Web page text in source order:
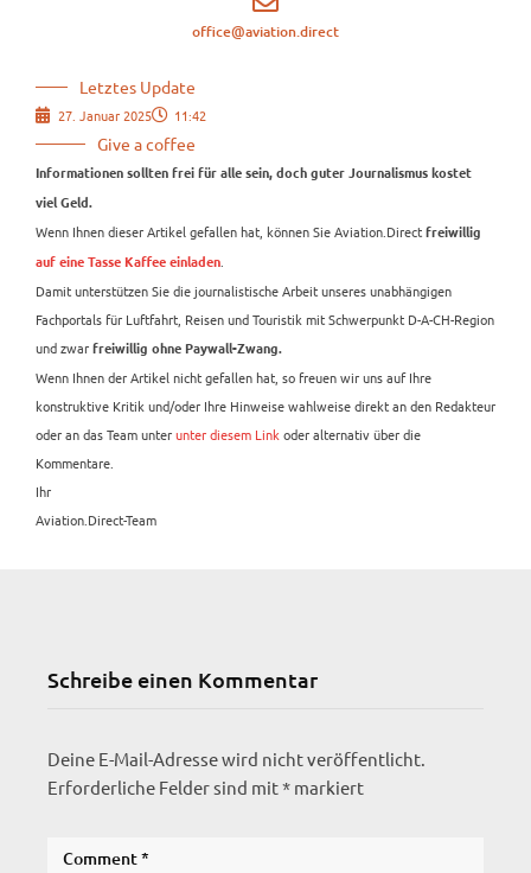
office@aviation.direct
Letztes Update
27. Januar 2025 11:42
Give a coffee
Informationen sollten frei für alle sein, doch guter Journalismus kostet
viel Geld.
Wenn Ihnen dieser Artikel gefallen hat, können Sie Aviation.Direct freiwillig
auf eine Tasse Kaffee einladen
Damit unterstützen Sie die journalistische Arbeit unseres unabhängigen
Fachportals für Luftfahrt, Reisen und Touristik mit Schwerpunkt D-A-CH-Region
und zwar freiwillig ohne Paywall-Zwang.
Wenn Ihnen der Artikel nicht gefallen hat, so freuen wir uns auf Ihre
konstruktive Kritik und/oder Ihre Hinweise wahlweise direkt an den Redakteur
oder an das Team unterunter diesem Link oder alternativ über die
Kommentare.
Ihr
Aviation.Direct-Team
Schreibe einen Kommentar
Deine E-Mail-Adresse wird nicht veröffentlicht.
Erforderliche Felder sind mit* markiert